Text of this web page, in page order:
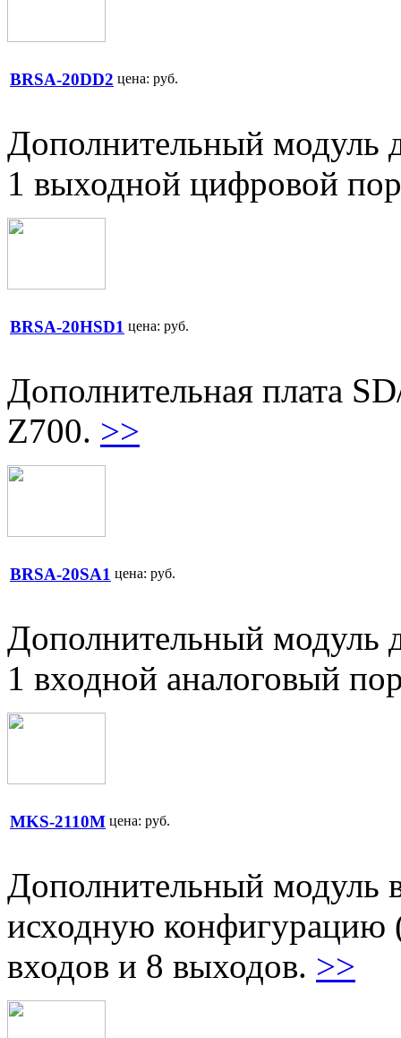
BRSA-20DD2 цена: руб.
Дополнительный модуль
1 выходной цифровой
BRSA-20HSD1 цена: руб.
Дополнительная плата
Z700. >>
BRSA-20SA1 цена: руб.
Дополнительный модуль
1 входной аналоговый
MKS-2110M цена: руб.
Дополнительный модуль
исходную конфигурацию
входов и 8 выходов. >>